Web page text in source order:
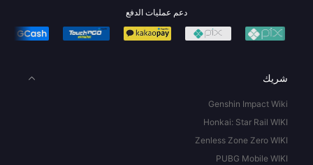
دعم عمليات الدفع
شريك
Genshin Impact Wiki
Honkai: Star Rail WIKI
Zenless Zone Zero WIKI
PUBG Mobile WIKI